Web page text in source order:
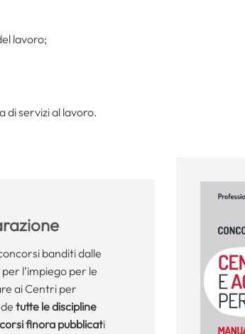
lavoro;
di servizi al lavoro.
banditi dalle
l’impiego per le
ai Centri per
tutte le discipline
finora pubblicati